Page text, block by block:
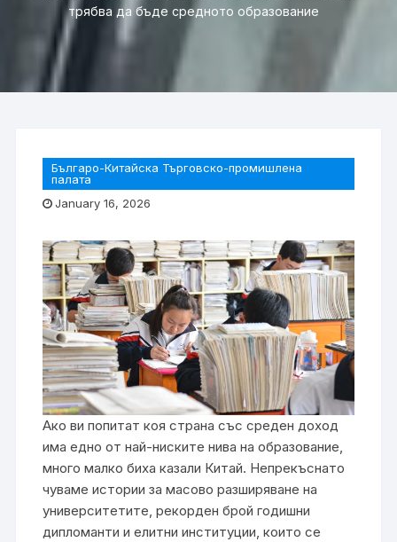
трябва да бъде средното образование
Българо-Китайска Търговско-промишлена
палaта
January 16, 2026
Ако ви попитат коя страна със среден доход
има едно от най-ниските нива на образование,
много малко биха казали Китай. Непрекъснато
чуваме истории за масово разширяване на
университетите, рекорден брой годишни
дипломанти и елитни институции, които се